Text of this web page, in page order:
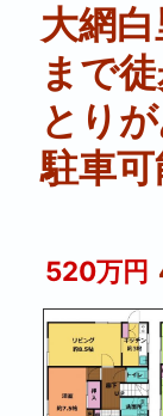
大網
まで
とり
駐車可
520万円